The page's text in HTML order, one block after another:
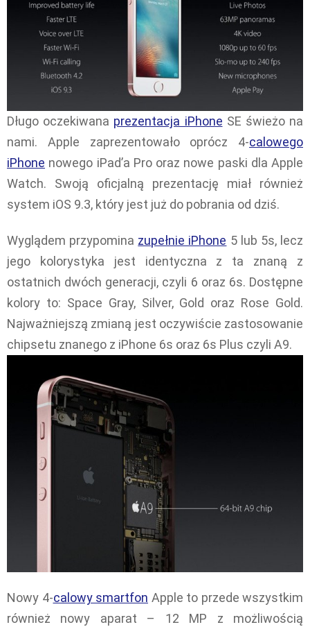
Długo oczekiwana prezentacja iPhone SE świeżo na
nami. Apple zaprezentowało oprócz 4-calowego
iPhone nowego iPad’a Pro oraz nowe paski dla Apple
Watch. Swoją oficjalną prezentację miał również
system iOS 9.3, który jest już do pobrania od dziś.
Wyglądem przypomina zupełnie iPhone 5 lub 5s, lecz
jego kolorystyka jest identyczna z ta znaną z
ostatnich dwóch generacji, czyli 6 oraz 6s. Dostępne
kolory to: Space Gray, Silver, Gold oraz Rose Gold.
Najważniejszą zmianą jest oczywiście zastosowanie
chipsetu znanego z iPhone 6s oraz 6s Plus czyli A9.
Nowy 4-calowy smartfon Apple to przede wszystkim
również nowy aparat – 12 MP z możliwością